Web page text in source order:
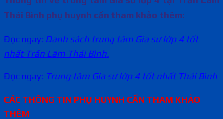
Thái Bình phụ huynh cần tham khảo thêm:
Đọc ngay: Danh sách trung tâm Gia sư lớp 4 tốt
nhất Trần Lãm Thái Bình.
Đọc ngay: Trung tâm Gia sư lớp 4 tốt nhất Thái Bình
CÁC THÔNG TIN PHỤ HUYNH CẦN THAM KHẢO
THÊM